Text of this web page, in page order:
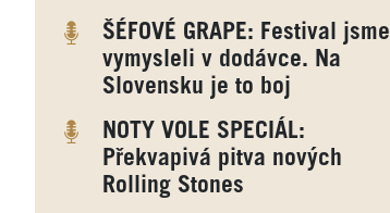
ŠÉFOVÉ GRAPE: Festival jsme
vymysleli v dodávce. Na
Slovensku je to boj
NOTY VOLE SPECIÁL:
Překvapivá pitva nových
Rolling Stones